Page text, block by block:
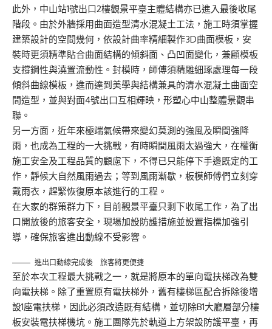
此外，中山站1號出口2樓觀景平臺主體結構亦已進入最後收尾
階段。由於外牆採用曲面造型清水混凝土工法，施工時須掌握
建築設計的空間幾何，依設計曲率精細製作3D曲面模板，安
裝時更須精準貼合曲面結構的傾斜面、凸凹面變化，兼顧模板
支撐鋼性與澆置流動性。封模時，師傅須精雕細琢處理每一段
傾斜曲線模板，進而達到美學與結構兼具的清水混凝土曲面空
間造型，並與對面4號出口互相輝映，形塑心中山整體景觀串
聯。
另一方面，近年來極端氣候帶來變幻莫測的強風及瞬間強降
雨，也成為工程的一大挑戰，有時瞬間風雨太過強大，在權衡
施工安全及工程品質的顧慮下，不得已只能停下手邊既定的工
作，靜候大自然風雨過去；等到風雨漸歇，板模師傅們立刻穿
戴雨衣，趕緊恢復原本該進行的工程。
在大家的群策群力下，目前觀景平臺只剩下收尾工作，為了出
口開放後的旅客安全，現場加設防護措施並設置指標加強引
導，確保旅客進出動線不受影響。
進出口動線完成後 旅客將更便捷
至於本次工程最大挑戰之一，就是將原本的單向電扶梯改為雙
向電扶梯。除了重置原有電扶梯外，舊有樓梯區配合拆除後增
設1座電扶梯，因此必須改造既有結構，並切除B1大廳層部分樓
板安裝電扶梯機坑。施工團隊先於軌道上方架設防護平臺，再